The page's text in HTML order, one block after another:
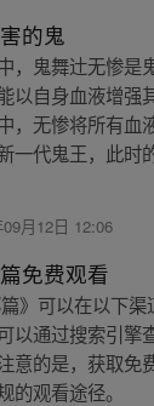
的鬼
，鬼舞辻无惨是
以自身血液增强
，无惨将所有血
一代鬼王，此时
09月12日 12:06
免费观看
篇》可以在以下
以通过搜索引擎
意的是，获取免
的观看途径。